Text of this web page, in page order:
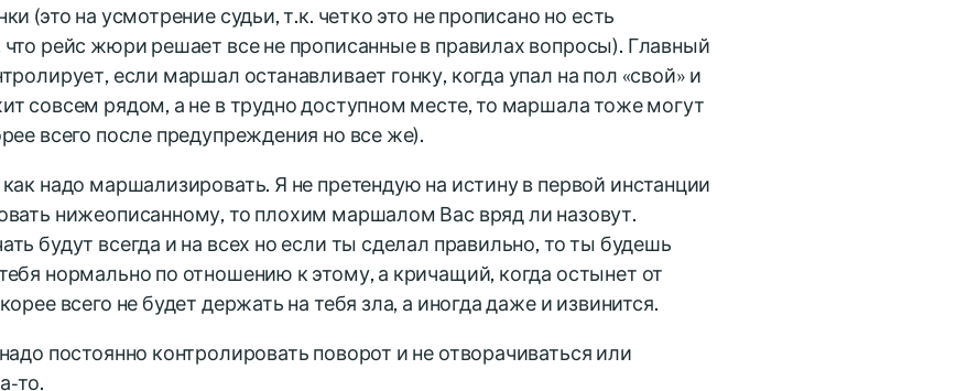
(это на усмотрение судьи, т.к. четко это не прописано но есть
что рейс жюри решает все не прописанные в правилах вопросы). Главный
если маршал останавливает гонку, когда упал на пол «свой» и
совсем рядом, а не в трудно доступном месте, то маршала тоже могут
всего после предупреждения но все же).
надо маршализировать. Я не претендую на истину в первой инстанции
нижеописанному, то плохим маршалом Вас вряд ли назовут.
будут всегда и на всех но если ты сделал правильно, то ты будешь
нормально по отношению к этому, а кричащий, когда остынет от
всего не будет держать на тебя зла, а иногда даже и извинится.
постоянно контролировать поворот и не отворачиваться или
то.